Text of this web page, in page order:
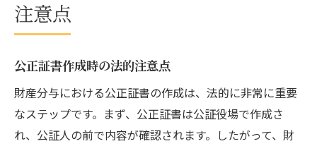
注意点
公正証書作成時の法的注意点
財産分与における公正証書の作成は、法的に非常に重要
なステップです。まず、公正証書は公証役場で作成さ
れ、公証人の前で内容が確認されます。したがって、財